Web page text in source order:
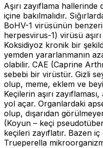
Aşırı zayıflama
içine bakılmalıdır.
BoHV-1 virüsünün
herpesvirus-1) virüsü
Koksidiyoz kronik bir
yemden yararlanmanın
olabilir. CAE (Caprine
sebebi bir virüstür. Gizli
olup, meme, eklem ve
Keçilerin aşırı
yol açar. Organlardaki
olup, dışarıdan
(Koyun – keçi
keçileri zayıflatır. Bazen
Trueperella